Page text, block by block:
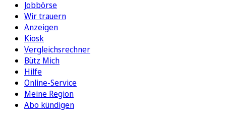
Jobbörse
Wir trauern
Anzeigen
Kiosk
Vergleichsrechner
Bütz Mich
Hilfe
Online-Service
Meine Region
Abo kündigen